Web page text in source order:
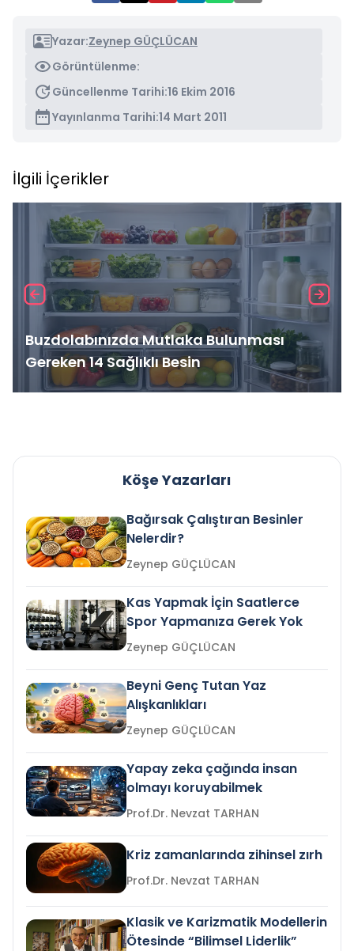
Yazar:Zeynep GÜÇLÜCAN
Görüntülenme:
Güncellenme Tarihi:16 Ekim 2016
Yayınlanma Tarihi:14 Mart 2011
İlgili İçerikler
Buzdolabınızda Mutlaka Bulunması
Gereken 14 Sağlıklı Besin
Köşe Yazarları
Bağırsak Çalıştıran Besinler
Nelerdir?
Zeynep GÜÇLÜCAN
Kas Yapmak İçin Saatlerce
Spor Yapmanıza Gerek Yok
Zeynep GÜÇLÜCAN
Beyni Genç Tutan Yaz
Alışkanlıkları
Zeynep GÜÇLÜCAN
Yapay zeka çağında insan
olmayı koruyabilmek
Prof.Dr. Nevzat TARHAN
Kriz zamanlarında zihinsel zırh
Prof.Dr. Nevzat TARHAN
Klasik ve Karizmatik Modellerin
Ötesinde “Bilimsel Liderlik”